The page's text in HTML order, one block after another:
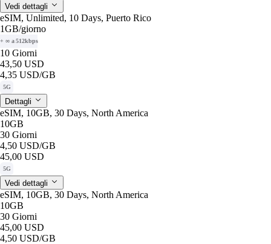
Vedi dettagli
eSIM, Unlimited, 10 Days, Puerto Rico
1GB/giorno
+ ∞ a 512kbps
10 Giorni
43,50 USD
4,35 USD/GB
5G
Dettagli
eSIM, 10GB, 30 Days, North America
10GB
30 Giorni
4,50 USD/GB
45,00 USD
5G
Vedi dettagli
eSIM, 10GB, 30 Days, North America
10GB
30 Giorni
45,00 USD
4,50 USD/GB